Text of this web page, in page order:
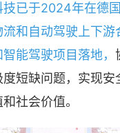
技已于2024年在德国
和自动驾驶上下游
能驾驶项目落地，
短缺问题，实现安
社会价值。